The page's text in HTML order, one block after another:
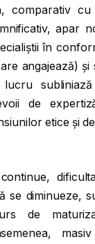
comparativ
apar
în
angajează) și
de
etice și
se diminueze,
de